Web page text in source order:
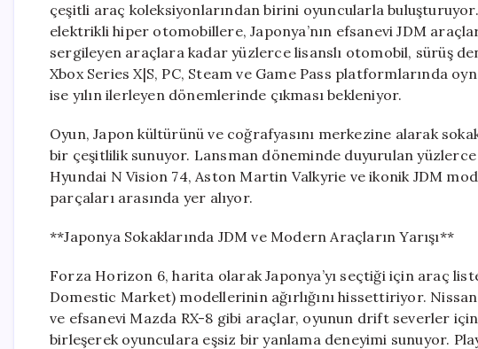
çeşitli araç koleksiyonlarından birini oyuncularla
elektrikli hiper otomobillere, Japonya’nın efsanevi JDM
sergileyen araçlara kadar yüzlerce lisanslı otomobil, sürüş
Xbox Series X|S, PC, Steam ve Game Pass platformlarında
ise yılın ilerleyen dönemlerinde çıkması bekleniyor.
Oyun, Japon kültürünü ve coğrafyasını merkezine alarak
bir çeşitlilik sunuyor. Lansman döneminde duyurulan
Hyundai N Vision 74, Aston Martin Valkyrie ve ikonik JDM
parçaları arasında yer alıyor.
**Japonya Sokaklarında JDM ve Modern Araçların Yarışı**
Forza Horizon 6, harita olarak Japonya’yı seçtiği için araç
Domestic Market) modellerinin ağırlığını hissettiriyor.
ve efsanevi Mazda RX-8 gibi araçlar, oyunun drift severler
birleşerek oyunculara eşsiz bir yanlama deneyimi sunuyor.